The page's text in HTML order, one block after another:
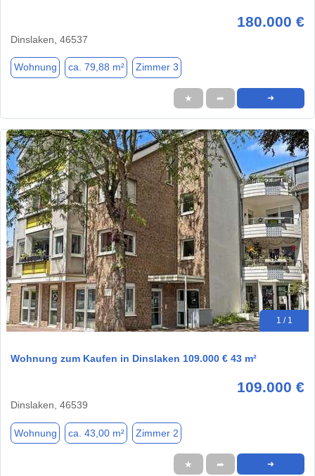
180.000 €
Dinslaken, 46537
Wohnung ca. 79,88 m² Zimmer 3
★ ➦ ➜
1 / 1
Wohnung zum Kaufen in Dinslaken 109.000 € 43 m²
109.000 €
Dinslaken, 46539
Wohnung ca. 43,00 m² Zimmer 2
★ ➦ ➜